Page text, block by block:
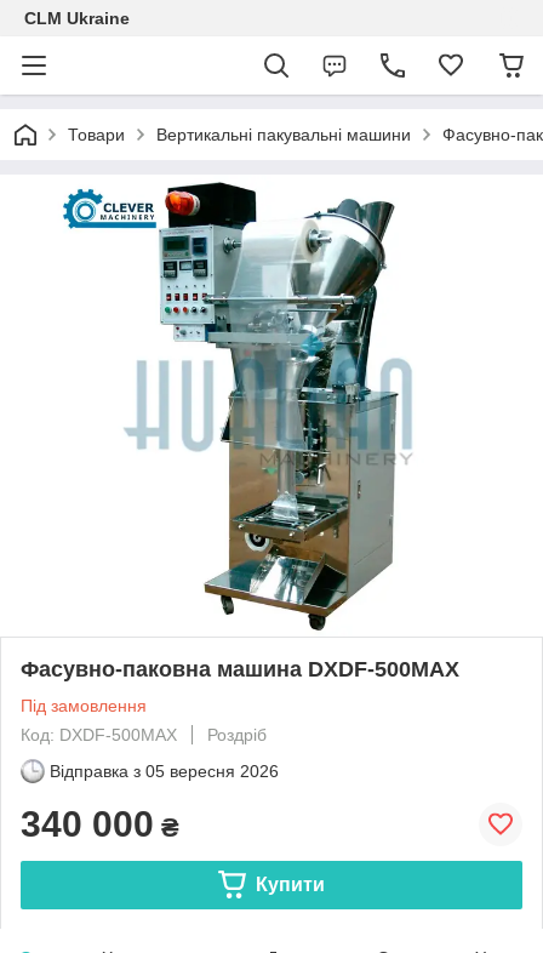
CLM Ukraine
Товари Вертикальні пакувальні машини Фасувно-
Фасувно-паковна машина DXDF-500MAX
Під замовлення
Код: DXDF-500MAX
Роздріб
Відправка з 05 вересня 2026
340 000 ₴
Купити